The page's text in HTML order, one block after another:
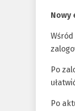
Nowy
Po
Po